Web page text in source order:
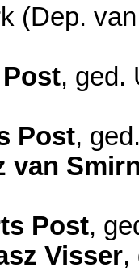
(Dep.
, ged.
Post,
van
Post,
Visser,